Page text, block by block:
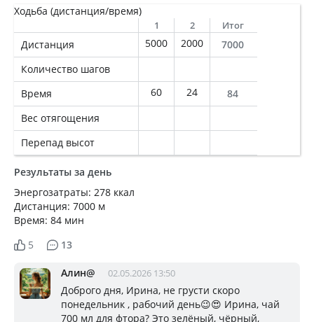
Ходьба (дистанция/время)
1 2 Итог
Дистанция 5000 2000
7000
Количество шагов
Время
60 24
84
Вес отягощения
Перепад высот
Результаты за день
Энергозатраты: 278 ккал
Дистанция: 7000 м
Время: 84 мин
5
13
Алин@ 02.05.2026 13:50
Доброго дня, Ирина, не грусти скоро
понедельник , рабочий день😉😍 Ирина, чай
700 мл для фтора? Это зелёный, чёрный,